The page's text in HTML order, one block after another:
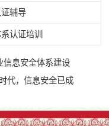
辅导
认证培训
信息安全体系建设
代，信息安全已成